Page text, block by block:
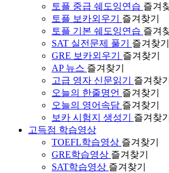
토플 중급 쉐도잉연습 즐겨
토플 보카외우기
즐겨찾기
토플 기본 쉐도잉연습 즐겨
SAT 실전문제 풀기
즐겨찾기
GRE 보카외우기
즐겨찾기
AP 뉴스 즐겨찾기
고급 영자 신문읽기
즐겨찾기
오늘의 한줄명언 즐겨찾기
오늘의 영어속담 즐겨찾기
보카 시험지 생성기
즐겨찾기
고득점 학습영상
TOEFL학습영상 즐겨찾기
GRE학습영상 즐겨찾기
SAT학습영상 즐겨찾기